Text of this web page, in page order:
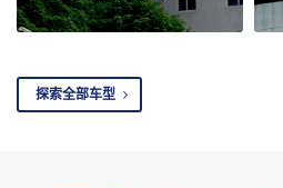
探索全部车型